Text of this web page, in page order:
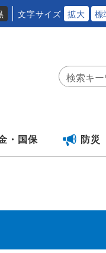
文字サイズ 拡大 標
・ 国保 防災